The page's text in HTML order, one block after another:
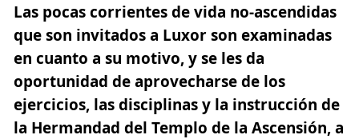
Las pocas corrientes de vida no-ascendidas
que son invitados a Luxor son examinadas
en cuanto a su motivo, y se les da
oportunidad de aprovecharse de los
ejercicios, las disciplinas y la instrucción de
la Hermandad del Templo de la Ascensión, a